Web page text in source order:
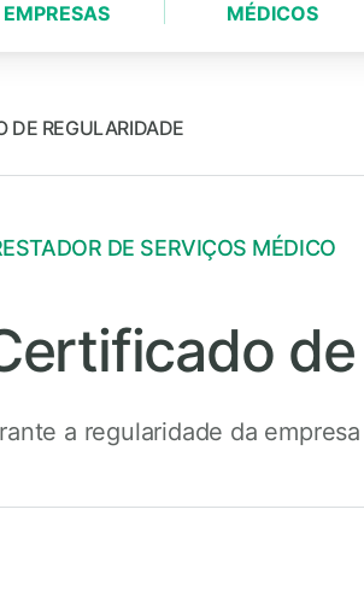
EMPRESAS MÉDICOS
DE REGULARIDADE
DE SERVIÇOS MÉDICO
a regularidade da